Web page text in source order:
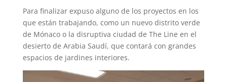
Para finalizar expuso alguno de los proyectos en los
que están trabajando, como un nuevo distrito verde
de Mónaco o la disruptiva ciudad de The Line en el
desierto de Arabia Saudí, que contará con grandes
espacios de jardines interiores.